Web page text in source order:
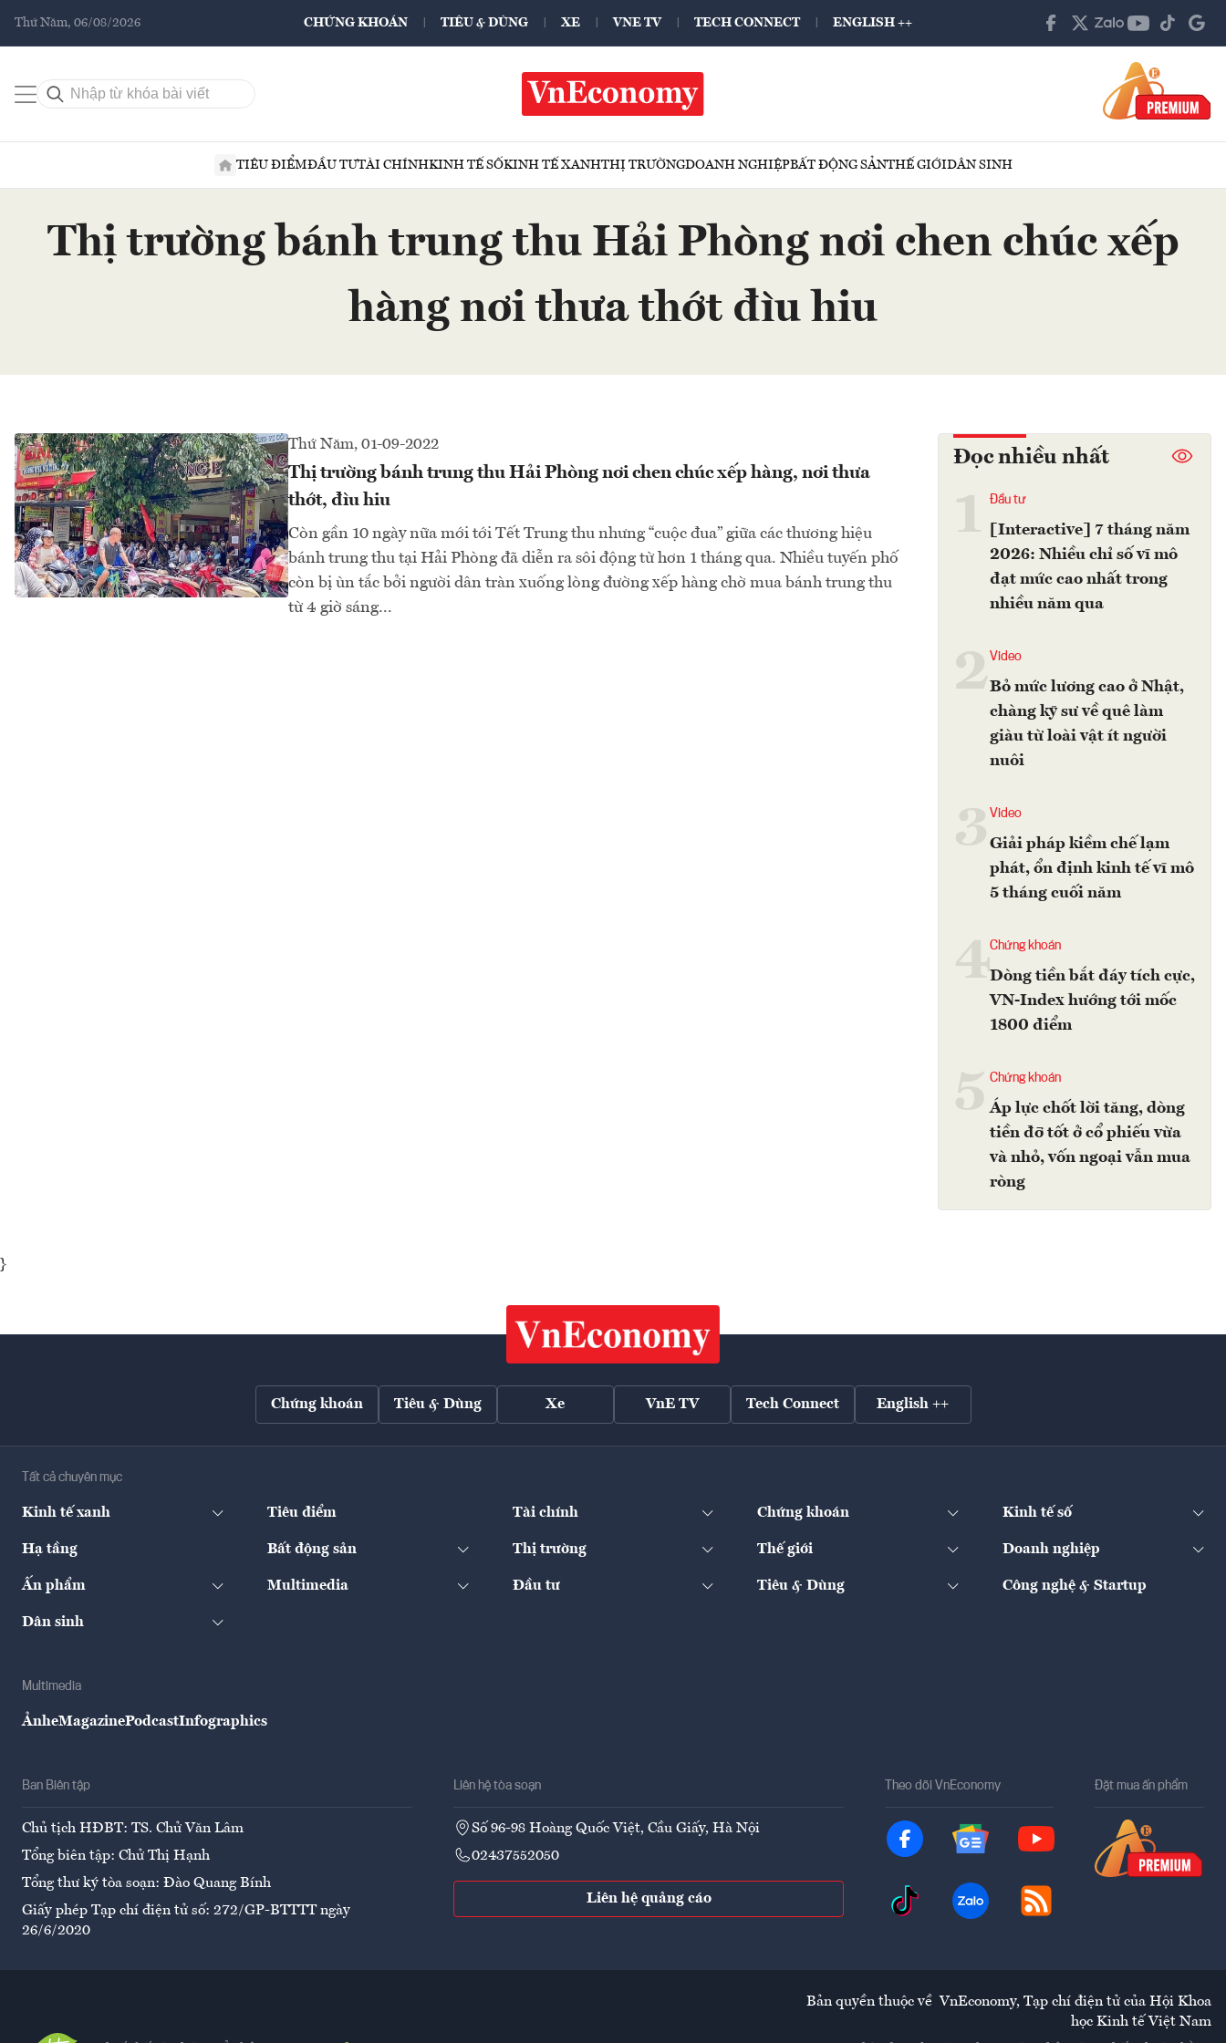
Thứ Năm, 06/08/2026 CHỨNG KHOÁN TIÊU & DÙNG XE VNE TV TECH CONNECT ENGLISH ++
TIÊU ĐIỂMĐẦU TƯTÀI CHÍNHKINH TẾ SỐKINH TẾ XANHTHỊ TRƯỜNGDOANH NGHIỆPBẤT ĐỘNG SẢNTHẾ GIỚIDÂN SINH
Thị trường bánh trung thu Hải Phòng nơi chen chúc xếp
hàng nơi thưa thớt đìu hiu
Thứ Năm, 01-09-2022
Thị trường bánh trung thu Hải Phòng nơi chen chúc xếp hàng, nơi thưa
thớt, đìu hiu
Còn gần 10 ngày nữa mới tới Tết Trung thu nhưng “cuộc đua” giữa các thương hiệu
bánh trung thu tại Hải Phòng đã diễn ra sôi động từ hơn 1 tháng qua. Nhiều tuyến phố
còn bị ùn tắc bởi người dân tràn xuống lòng đường xếp hàng chờ mua bánh trung thu
từ 4 giờ sáng...
Đọc nhiều nhất
Đầu tư
[Interactive] 7 tháng năm
2026: Nhiều chỉ số vĩ mô
đạt mức cao nhất trong
nhiều năm qua
2Video
Bỏ mức lương cao ở Nhật,
chàng kỹ sư về quê làm
giàu từ loài vật ít người
nuôi
Video
Giải pháp kiềm chế lạm
phát, ổn định kinh tế vĩ mô
5 tháng cuối năm
4Chứng khoán
Dòng tiền bắt đáy tích cực,
VN-Index hướng tới mốc
1800 điểm
Chứng khoán
Áp lực chốt lời tăng, dòng
tiền đỡ tốt ở cổ phiếu vừa
và nhỏ, vốn ngoại vẫn mua
ròng
}
Chứng khoán Tiêu & Dùng Xe VnE TV Tech Connect English ++
Tất cả chuyên mục
Kinh tế xanh Tiêu điểm Tài chính Chứng khoán Kinh tế số
Hạ tầng Bất động sản Thị trường Thế giới Doanh nghiệp
Ấn phẩm Multimedia Đầu tư Tiêu & Dùng Công nghệ & Startup
Dân sinh
Multimedia
ẢnheMagazinePodcastInfographics
Ban Biên tập
Chủ tịch HĐBT: TS. Chử Văn Lâm
Tổng biên tập: Chử Thị Hạnh
Tổng thư ký tòa soạn: Đào Quang Bính
Giấy phép Tạp chí điện tử số: 272/GP-BTTTT ngày
26/6/2020
Liên hệ tòa soạn
Số 96-98 Hoàng Quốc Việt, Cầu Giấy, Hà Nội
02437552050
Liên hệ quảng cáo
Theo dõi VnEconomy Đặt mua ấn phẩm
Bản quyền thuộc về VnEconomy, Tạp chí điện tử của Hội Khoa
học Kinh tế Việt Nam